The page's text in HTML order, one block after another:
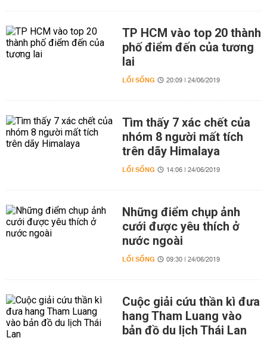
TP HCM vào top 20 thành
phố điểm đến của tương
lai
LỐI SỐNG 20:09 | 24/06/2019
Tìm thấy 7 xác chết của
nhóm 8 người mất tích
trên dãy Himalaya
LỐI SỐNG 14:06 | 24/06/2019
Những điểm chụp ảnh
cưới được yêu thích ở
nước ngoài
LỐI SỐNG 09:30 | 24/06/2019
Cuộc giải cứu thần kì đưa
hang Tham Luang vào
bản đồ du lịch Thái Lan